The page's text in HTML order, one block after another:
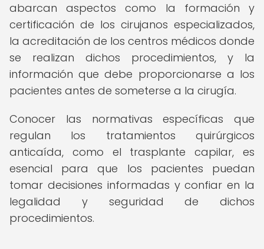
abarcan aspectos como la formación y
certificación de los cirujanos especializados,
la acreditación de los centros médicos donde
se realizan dichos procedimientos, y la
información que debe proporcionarse a los
pacientes antes de someterse a la cirugía.
Conocer las normativas específicas que
regulan los tratamientos quirúrgicos
anticaída, como el trasplante capilar, es
esencial para que los pacientes puedan
tomar decisiones informadas y confiar en la
legalidad y seguridad de dichos
procedimientos.